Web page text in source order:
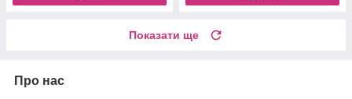
Показати ще
Про нас